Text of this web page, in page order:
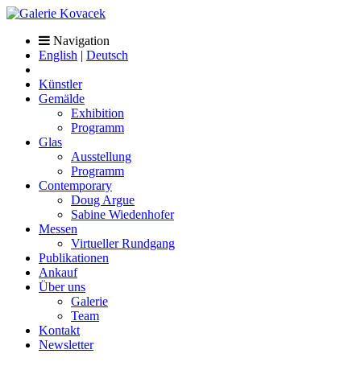
Navigation
English | Deutsch
Künstler
Gemälde
Exhibition
Programm
Glas
Ausstellung
Programm
Contemporary
Doug Argue
Sabine Wiedenhofer
Messen
Virtueller Rundgang
Publikationen
Ankauf
Über uns
Galerie
Team
Kontakt
Newsletter